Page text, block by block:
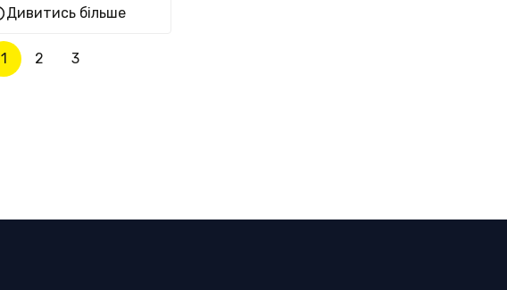
Дивитись більше
1 2 3